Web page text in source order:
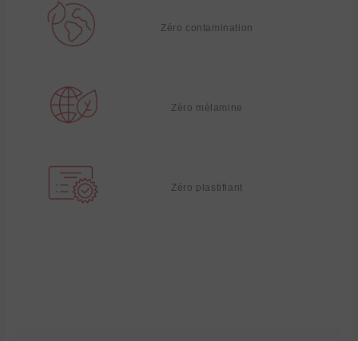
Zéro contamination
Zéro mélamine
Zéro plastifiant